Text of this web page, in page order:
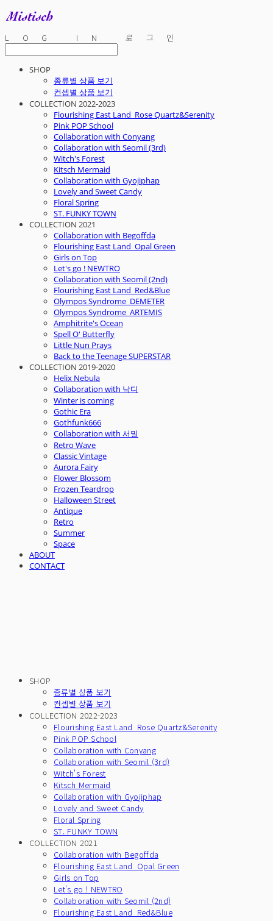
LOG IN 로그인
SHOP
종류별 상품 보기
컨셉별 상품 보기
COLLECTION 2022-2023
Flourishing East Land_Rose Quartz&Serenity
Pink POP School
Collaboration with Conyang
Collaboration with Seomil (3rd)
Witch's Forest
Kitsch Mermaid
Collaboration with Gyojiphap
Lovely and Sweet Candy
Floral Spring
ST. FUNKY TOWN
COLLECTION 2021
Collaboration with Begoffda
Flourishing East Land_Opal Green
Girls on Top
Let's go ! NEWTRO
Collaboration with Seomil (2nd)
Flourishing East Land_Red&Blue
Olympos Syndrome_DEMETER
Olympos Syndrome_ARTEMIS
Amphitrite's Ocean
Spell O' Butterfly
Little Nun Prays
Back to the Teenage SUPERSTAR
COLLECTION 2019-2020
Helix Nebula
Collaboration with 낙디
Winter is coming
Gothic Era
Gothfunk666
Collaboration with 서밀
Retro Wave
Classic Vintage
Aurora Fairy
Flower Blossom
Frozen Teardrop
Halloween Street
Antique
Retro
Summer
Space
ABOUT
CONTACT
SHOP
종류별 상품 보기
컨셉별 상품 보기
COLLECTION 2022-2023
Flourishing East Land_Rose Quartz&Serenity
Pink POP School
Collaboration with Conyang
Collaboration with Seomil (3rd)
Witch's Forest
Kitsch Mermaid
Collaboration with Gyojiphap
Lovely and Sweet Candy
Floral Spring
ST. FUNKY TOWN
COLLECTION 2021
Collaboration with Begoffda
Flourishing East Land_Opal Green
Girls on Top
Let's go ! NEWTRO
Collaboration with Seomil (2nd)
Flourishing East Land_Red&Blue